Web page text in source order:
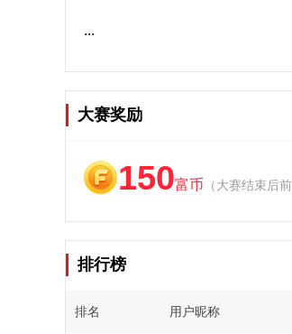
...
大赛奖励
150富币 （大赛结束后
排行榜
排名 用户昵称